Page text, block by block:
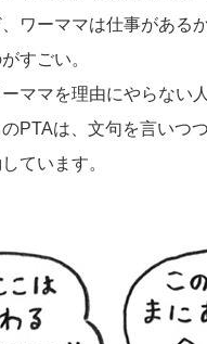
ワーママは仕事がある
すごい。
ママを理由にやらない
PTAは、文句を言いつ
ています。